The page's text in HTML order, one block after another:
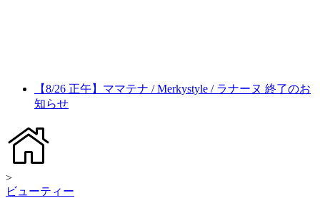
【8/26 正午】ママテナ / Merkystyle / ラナーヌ 終了のお
知らせ
>
ビューティー